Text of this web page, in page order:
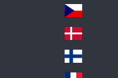
ina
Cz
ec
h
De
nm
ark
Fin